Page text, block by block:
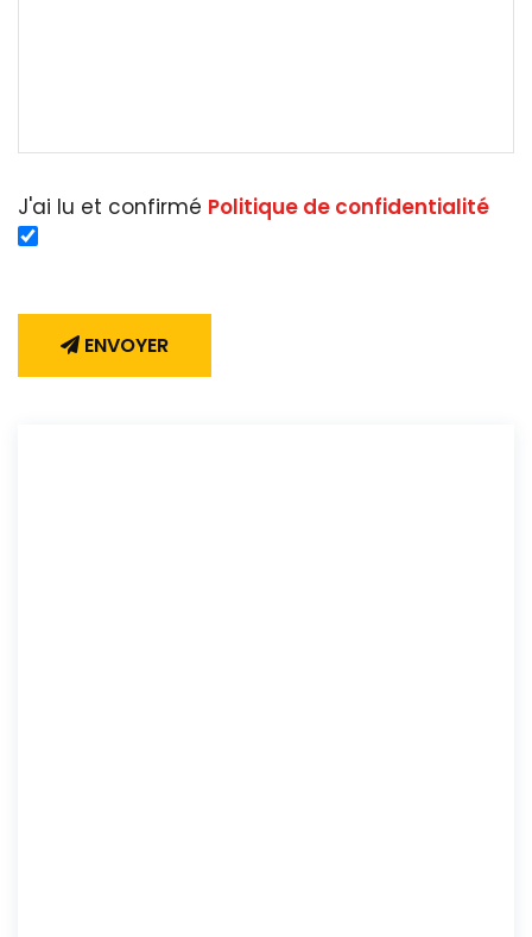
J'ai lu et confirmé Politique de confidentialité
ENVOYER